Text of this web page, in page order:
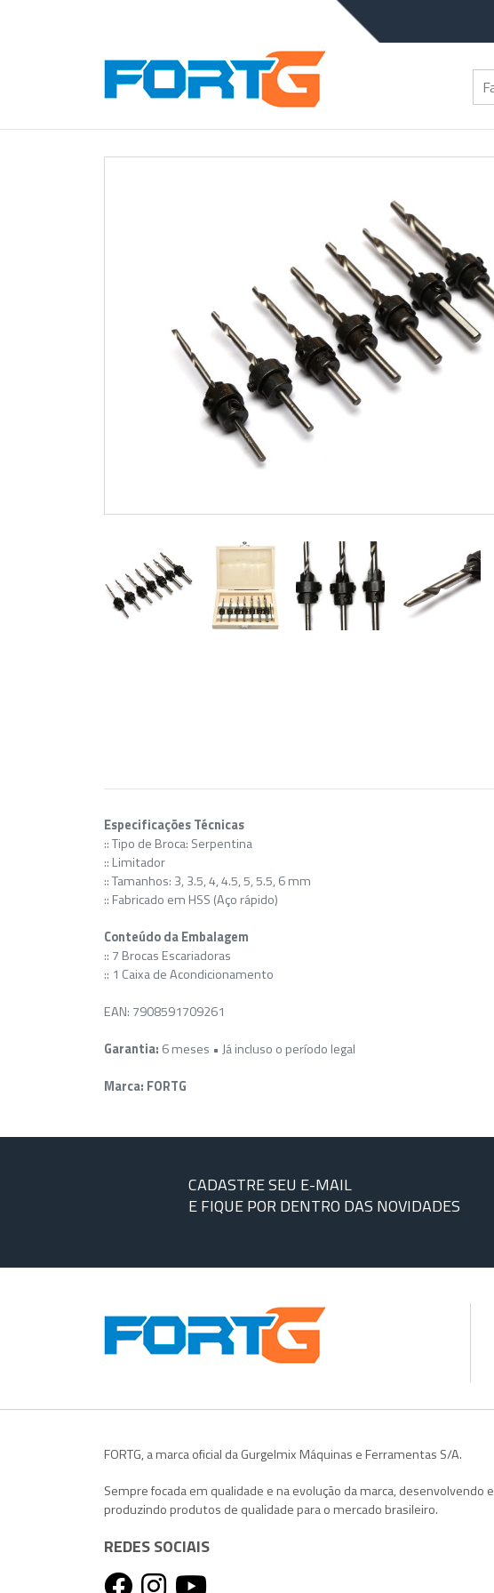
Especificações Técnicas
:: Tipo de Broca: Serpentina
:: Limitador
:: Tamanhos: 3, 3.5, 4, 4.5, 5, 5.5, 6 mm
:: Fabricado em HSS (Aço rápido)
Conteúdo da Embalagem
:: 7 Brocas Escariadoras
:: 1 Caixa de Acondicionamento
EAN: 7908591709261
Garantia: 6 meses • Já incluso o período legal
Marca: FORTG
CADASTRE SEU E-MAIL
E FIQUE POR DENTRO DAS NOVIDADES
FORTG, a marca oficial da Gurgelmix Máquinas e Ferramentas S/A.
Sempre focada em qualidade e na evolução da marca, desenvolvendo e
produzindo produtos de qualidade para o mercado brasileiro.
REDES SOCIAIS